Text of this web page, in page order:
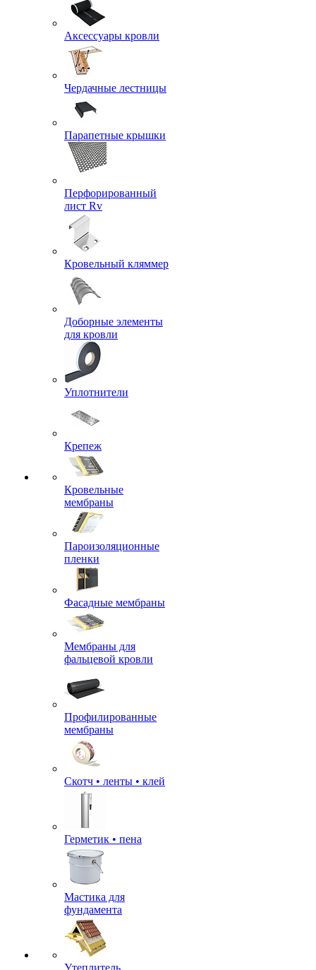
Аксессуары кровли
Чердачные лестницы
Парапетные крышки
Перфорированный
лист Rv
Кровельный кляммер
Доборные элементы
для кровли
Уплотнители
Крепеж
Кровельные
мембраны
Пароизоляционные
пленки
Фасадные мембраны
Мембраны для
фальцевой кровли
Профилированные
мембраны
Скотч • ленты • клей
Герметик • пена
Мастика для
фундамента
Утеплитель